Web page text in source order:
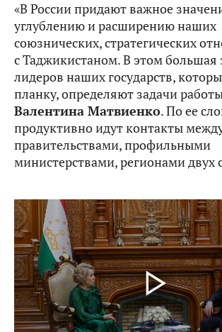
«В России придают важное
углублению и расширению наших
союзнических, стратегических
с Таджикистаном. В этом большая
лидеров наших государств,
планку, определяют задачи
Валентина Матвиенко. По ее
продуктивно идут контакты
правительствами, профильными
министерствами, регионами двух